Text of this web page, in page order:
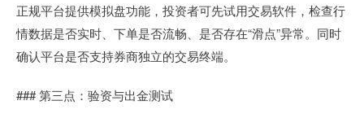
正规平台提供模拟盘功能，投资者可先试用交易软件，检查行
情数据是否实时、下单是否流畅、是否存在“滑点”异常。同时
确认平台是否支持券商独立的交易终端。
### 第三点：验资与出金测试